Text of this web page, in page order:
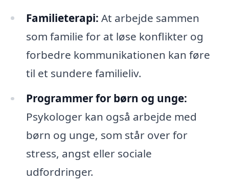
Familieterapi: At arbejde sammen
som familie for at løse konflikter og
forbedre kommunikationen kan føre
til et sundere familieliv.
Programmer for børn og unge:
Psykologer kan også arbejde med
børn og unge, som står over for
stress, angst eller sociale
udfordringer.